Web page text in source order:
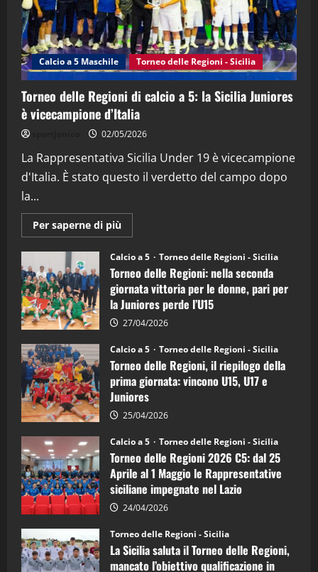
4
"SportEmpire" in Podcast Sport News
“SportEmpire” in Podcast: 27^ Puntata
(Martedi 14 Aprile 2026)
15/04/2026
"SportEmpire" in Podcast
“SportEmpire” in Podcast: 26^ Puntata
08/04/2026
Calcio a 5 Maschile Torneo delle Regioni - Sicilia
Torneo delle Regioni di calcio a 5: la Sicilia Juniores
è vicecampione d’Italia
02/05/2026
La Rappresentativa Sicilia Under 19 è vicecampione
d'Italia. È stato questo il verdetto del campo dopo
la...
Per saperne di più
informazioni
Torneo
delle
Regioni
di
calcio
a
5:
la
Juniores
è
vicecampione
d’Italia
Calcio a 5 Torneo delle Regioni - Sicilia
Torneo delle Regioni: nella seconda
giornata vittoria per le donne, pari per
la Juniores perde l’U15
27/04/2026
Calcio a 5 Torneo delle Regioni - Sicilia
Torneo delle Regioni, il riepilogo della
prima giornata: vincono U15, U17 e
Juniores
25/04/2026
Calcio a 5 Torneo delle Regioni - Sicilia
Torneo delle Regioni 2026 C5: dal 25
Aprile al 1 Maggio le Rappresentative
siciliane impegnate nel Lazio
24/04/2026
Torneo delle Regioni - Sicilia
La Sicilia saluta il Torneo delle Regioni,
mancato l’obiettivo qualificazione in